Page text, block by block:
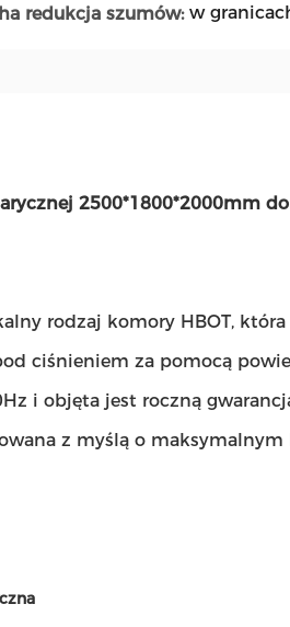
redukcja szumów: w
2500*1800*2000mm
rodzaj komory HBOT,
ciśnieniem za pomocą
i objęta jest roczną
z myślą o